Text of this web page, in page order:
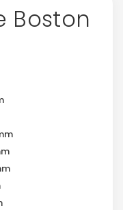
Boston